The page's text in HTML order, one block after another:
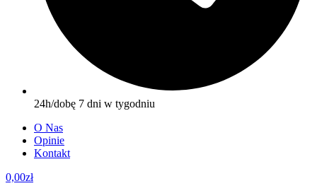
24h/dobę 7 dni w tygodniu
O Nas
Opinie
Kontakt
0,00zł